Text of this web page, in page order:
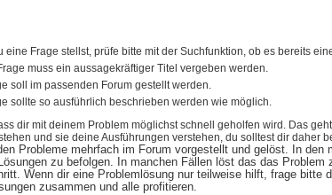
eine Frage stellst, prüfe bitte mit der Suchfunktion, ob es bereits
muss ein aussagekräftiger Titel vergeben werden.
soll im passenden Forum gestellt werden.
sollte so ausführlich beschrieben werden wie möglich.
dir mit deinem Problem möglichst schnell geholfen wird. Das
und sie deine Ausführungen verstehen, du solltest dir daher
Probleme mehrfach im Forum vorgestellt und gelöst. In
zu befolgen. In manchen Fällen löst das das
Wenn dir eine Problemlösung nur teilweise hilft, frage bitte
zusammen und alle profitieren.